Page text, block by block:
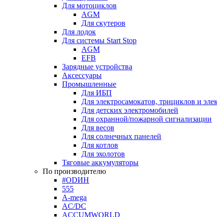
Для мотоциклов
AGM
Для скутеров
Для лодок
Для системы Start Stop
AGM
EFB
Зарядные устройства
Аксессуары
Промышленные
Для ИБП
Для электросамокатов, трициклов и
Для детских электромобилей
Для охранной/пожарной сигнализации
Для весов
Для солнечных панелей
Для котлов
Для эхолотов
Тяговые аккумуляторы
По производителю
#ODИН
555
A-mega
AC/DC
ACCUMWORLD